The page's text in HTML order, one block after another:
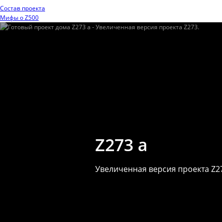
Состав проекта
Мифы o Z500
Z273 a
Увеличенная версия проекта